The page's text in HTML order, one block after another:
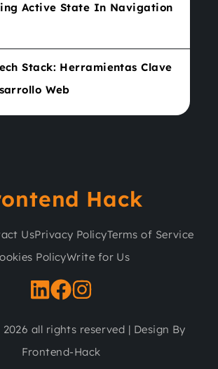
Active State In Navigation
Stack​: Herramientas Clave
Web
Hack
UsPrivacy PolicyTerms of Service
PolicyWrite for Us
all rights reserved | Design By
Frontend-Hack